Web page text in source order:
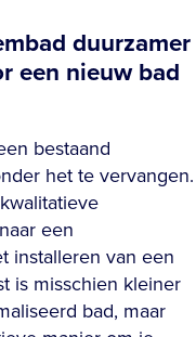
duurzamer
een nieuw bad
bestaand
het te vervangen.
een
installeren van een
is misschien kleiner
bad, maar